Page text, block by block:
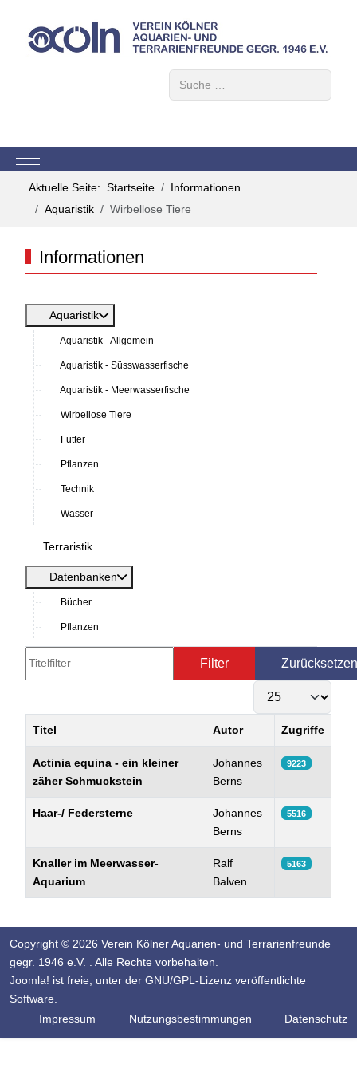
Mobile Menu Toggle
Aktuelle Seite: Startseite
Informationen
Aquaristik
Wirbellose Tiere
Informationen
Aquaristik
Aquaristik - Allgemein
Aquaristik - Süsswasserfische
Aquaristik - Meerwasserfische
Wirbellose Tiere
Futter
Pflanzen
Technik
Wasser
Terraristik
Datenbanken
Bücher
Pflanzen
Filter Zurücksetzen
Titel Autor Zugriffe
Actinia equina - ein kleiner
zäher Schmuckstein
Johannes
Berns
9223
Haar-/ Federsterne
Johannes
Berns
5516
Knaller im Meerwasser-
Aquarium
Ralf
Balven
5163
Copyright © 2026 Verein Kölner Aquarien- und Terrarienfreunde
gegr. 1946 e.V. . Alle Rechte vorbehalten.
Joomla! ist freie, unter der GNU/GPL-Lizenz veröffentlichte
Software.
Impressum
Nutzungsbestimmungen Datenschutz